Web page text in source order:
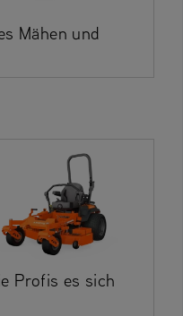
Mähen und
Profis es sich